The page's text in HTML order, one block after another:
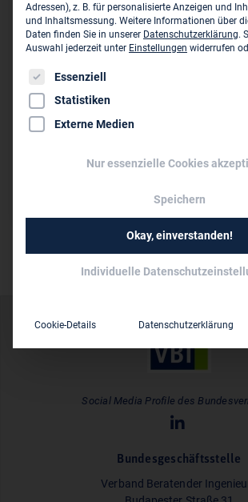
Schrage + Empting - Beratende
Heubingstraße 37
D-58135 Hagen
02331/484100
02331/45740
info@schrage-empting.de
Social Media Profile des
Bundesgeschäftsstelle
Verband Beratender
Adressen), z. B. für personalisierte Anzeigen und
und Inhaltsmessung. Weitere Informationen über
Daten finden Sie in unserer Datenschutzerklärung.
Auswahl jederzeit unter Einstellungen widerrufen
Es folgt eine Liste der Service-
Essenziell
Statistiken
Externe Medien
Nur essenzielle Cookies
Speichern
Okay, einverstanden!
Individuelle
Cookie-Details Datenschutzerklärung